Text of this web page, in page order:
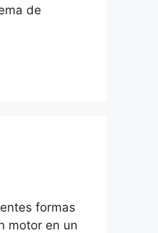
de
formas
motor en un